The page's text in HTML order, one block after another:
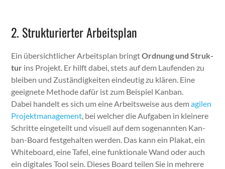
2. Strukturierter Arbeitsplan
Ein über­sichtlich­er Arbeit­s­plan bringtOrd­nung und Struk­
tur ins Pro­jekt. Er hil­ft dabei, stets auf dem Laufend­en zu
bleiben und Zuständigkeit­en ein­deutig zu klären. Eine
geeignete Meth­ode dafür ist zum Beispiel Kan­ban.
Dabei han­delt es sich um eine Arbeitsweise aus demagilen
Pro­jek­t­man­age­ment , bei welch­er die Auf­gaben in kleinere
Schritte eingeteilt und visuell auf dem soge­nan­nten Kan­
ban-Board fest­ge­hal­ten wer­den. Das kann ein Plakat, ein
White­board, eine Tafel, eine funk­tionale Wand oder auch
ein dig­i­tales Tool sein. Dieses Board teilen Sie in mehrere